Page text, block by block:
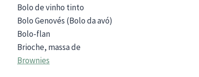
Bolo de vinho tinto
Bolo Genovés (Bolo da avó)
Bolo-flan
Brioche, massa de
Brownies